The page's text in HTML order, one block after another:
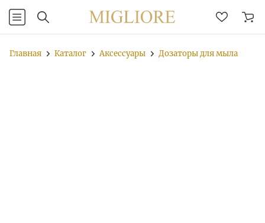
Главная Каталог Аксессуары Дозаторы для мыла